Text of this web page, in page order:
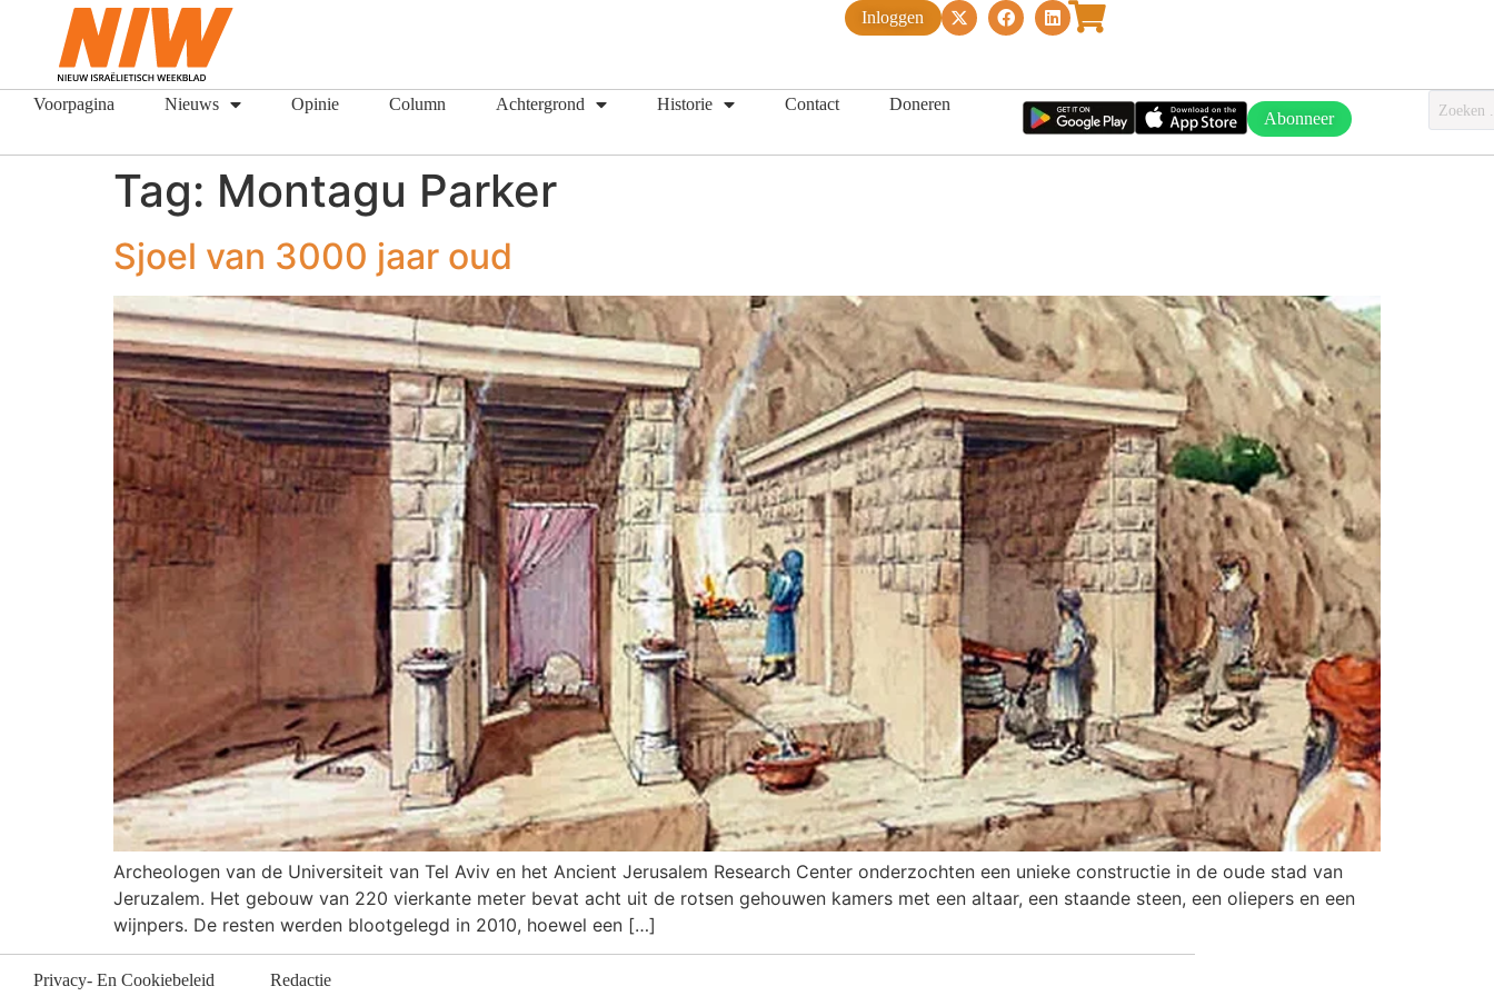
Inloggen
Voorpagina Nieuws Opinie Column Achtergrond Historie Contact Doneren
Abonneer
Tag: Montagu Parker
Sjoel van 3000 jaar oud
Archeologen van de Universiteit van Tel Aviv en het Ancient Jerusalem Research Center onderzochten een unieke constructie in de oude stad van
Jeruzalem. Het gebouw van 220 vierkante meter bevat acht uit de rotsen gehouwen kamers met een altaar, een staande steen, een oliepers en een
wijnpers. De resten werden blootgelegd in 2010, hoewel een […]
Privacy- En Cookiebeleid Redactie